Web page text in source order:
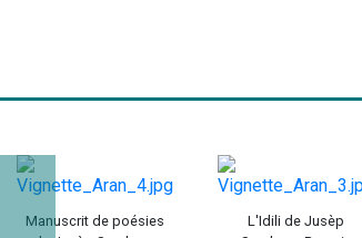
Manuscrit de poésies
L'Idili de Jusèp